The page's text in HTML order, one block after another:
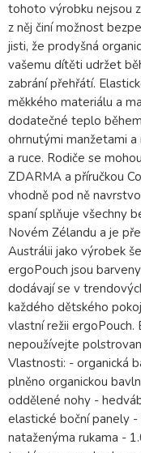
tohoto výrobku nejsou
z něj činí možnost
jisti, že prodyšná
vašemu dítěti udržet
zabrání přehřátí.
měkkého materiálu a
dodatečné teplo
ohrnutými manžetami
a ruce. Rodiče se
ZDARMA a příručkou
vhodně pod ně
spaní splňuje všechny
Novém Zélandu a je
Austrálii jako výrobek
ergoPouch jsou
dodávají se v
každého dětského
vlastní režii ergoPouch.
nepoužívejte
Vlastnosti: - organická
plněno organickou
oddělené nohy -
elastické boční panely
nataženýma rukama -